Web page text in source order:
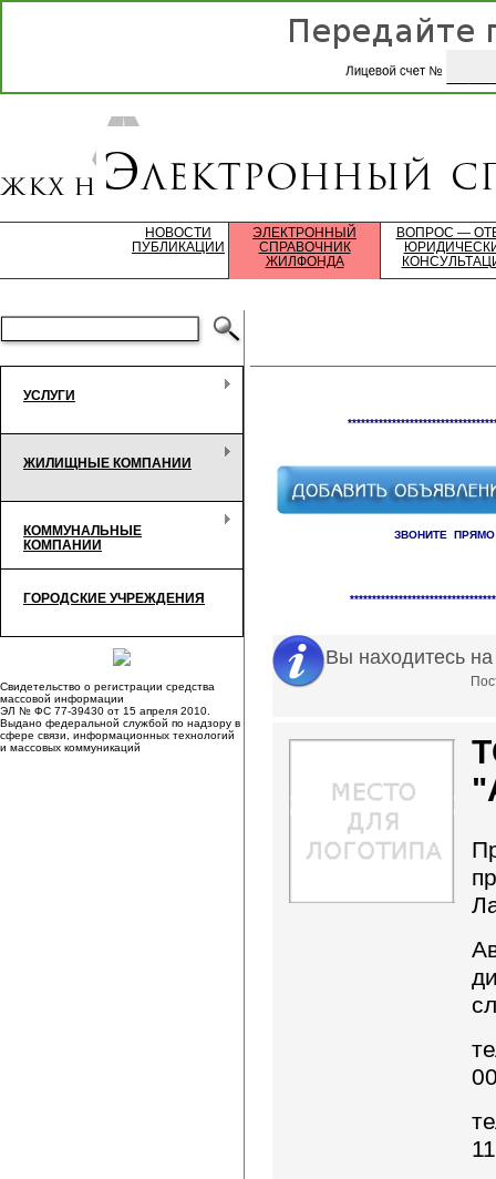
НОВОСТИ
ПУБЛИКАЦИИ
ЭЛЕКТРОННЫЙ
СПРАВОЧНИК
ЖИЛФОНДА
ВОПРОС —
УСЛУГИ
ЖИЛИЩНЫЕ КОМПАНИИ
КОММУНАЛЬНЫЕ
КОМПАНИИ
ГОРОДСКИЕ УЧРЕЖДЕНИЯ
Свидетельство о регистрации средства
массовой информации
ЭЛ № ФС 77-39430 от 15 апреля 2010.
Выдано федеральной службой по надзору в
сфере связи, информационных технологий
и массовых коммуникаций
ЗВОНИТЕ
Справочник
Вы находитесь